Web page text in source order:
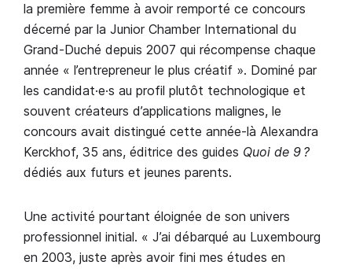
la première femme à avoir remporté ce concours
décerné par la Junior Chamber International du
Grand-Duché depuis 2007 qui récompense chaque
année « l’entrepreneur le plus créatif ». Dominé par
les candidat·e·s au profil plutôt technologique et
souvent créateurs d’applications malignes, le
concours avait distingué cette année-là Alexandra
Kerckhof, 35 ans, éditrice des guides Quoi de 9 ?
dédiés aux futurs et jeunes parents.
Une activité pourtant éloignée de son univers
professionnel initial. « J’ai débarqué au Luxembourg
en 2003, juste après avoir fini mes études en